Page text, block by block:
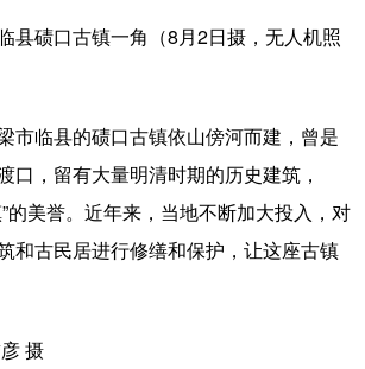
天津
碛口古镇一角（8月2日摄，无人机照
临县的碛口古镇依山傍河而建，曾是
口，留有大量明清时期的历史建筑，
的美誉。近年来，当地不断加大投入，对
和古民居进行修缮和保护，让这座古镇
摄